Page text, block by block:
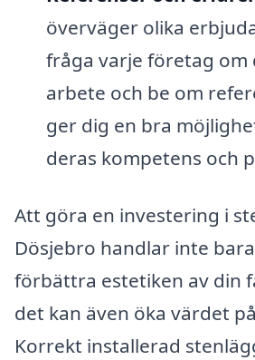
överväger olika
fråga varje företag om
arbete och be om
ger dig en bra
deras kompetens och
Att göra en investering i
Dösjebro handlar inte
förbättra estetiken av din
det kan även öka värdet
Korrekt installerad